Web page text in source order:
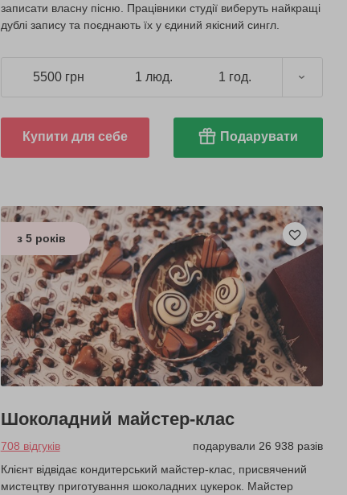
записати власну пісню. Працівники студії виберуть найкращі
дублі запису та поєднають їх у єдиний якісний сингл.
5500 грн 1 люд. 1 год.
Купити для себе Подарувати
з 5 років
Шоколадний майстер-клас
708 відгуків
подарували 26 938 разів
Клієнт відвідає кондитерський майстер-клас, присвячений
мистецтву приготування шоколадних цукерок. Майстер